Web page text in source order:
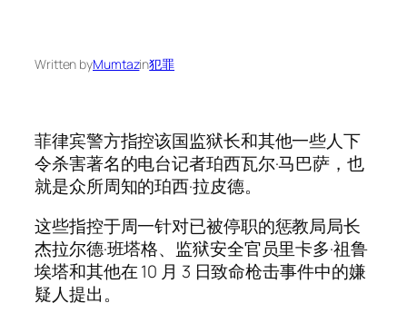
Written byMumtazin犯罪
菲律宾警方指控该国监狱长和其他一些人下
令杀害著名的电台记者珀西瓦尔·马巴萨，也
就是众所周知的珀西·拉皮德。
这些指控于周一针对已被停职的惩教局局长
杰拉尔德·班塔格、监狱安全官员里卡多·祖鲁
埃塔和其他在 10 月 3 日致命枪击事件中的嫌
疑人提出。